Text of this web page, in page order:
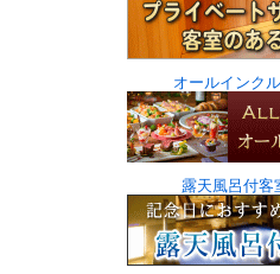
オールインク
露天風呂付客